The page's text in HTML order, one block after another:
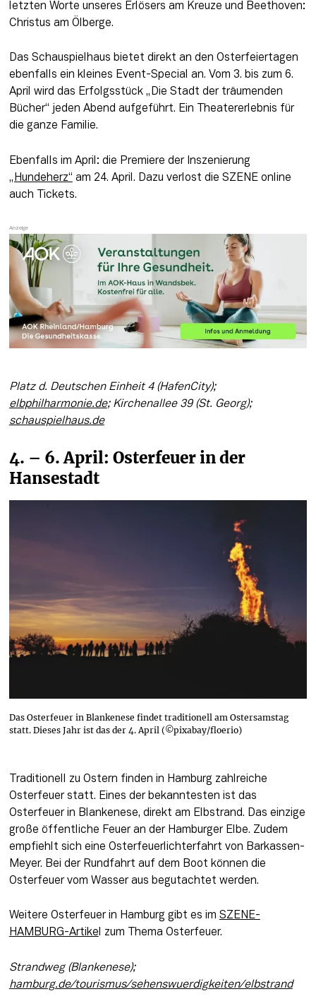
letzten Worte unseres Erlösers am Kreuze und Beethoven:
Christus am Ölberge.
Das Schauspielhaus bietet direkt an den Osterfeiertagen
ebenfalls ein kleines Event-Special an. Vom 3. bis zum 6.
April wird das Erfolgsstück „Die Stadt der träumenden
Bücher“ jeden Abend aufgeführt. Ein Theatererlebnis für
die ganze Familie.
„Hundeherz“ am 24. April. Dazu verlost die SZENE online
auch Tickets.
Platz d. Deutschen Einheit 4 (HafenCity);
elbphilharmonie.de
; Kirchenallee 39 (St. Georg);
schauspielhaus.de
4. – 6. April: Osterfeuer in der
Hansestadt
Das Osterfeuer in Blankenese findet traditionell am Ostersamstag
statt. Dieses Jahr ist das der 4. April (©pixabay/floerio)
Traditionell zu Ostern finden in Hamburg zahlreiche
Osterfeuer statt. Eines der bekanntesten ist das
Osterfeuer in Blankenese, direkt am Elbstrand. Das einzige
große öffentliche Feuer an der Hamburger Elbe. Zudem
empfiehlt sich eine Osterfeuerlichterfahrt von Barkassen-
Meyer. Bei der Rundfahrt auf dem Boot können die
Osterfeuer vom Wasser aus begutachtet werden.
Weitere Osterfeuer in Hamburg gibt es im SZENE-
HAMBURG-Artike l zum Thema Osterfeuer.
Strandweg (Blankenese);
hamburg.de/tourismus/sehenswuerdigkeiten/elbstrand